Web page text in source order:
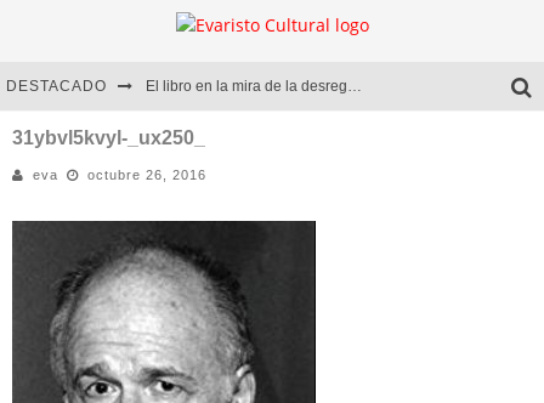
DESTACADO El libro en la mira de la desregulación
Marcelo Rubio | El llovedor
Diego Meret | Hotel Acapulco
31ybvl5kvyl-_ux250_
eva octubre 26, 2016